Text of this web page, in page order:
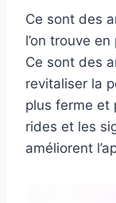
Ce sont des
l’on trouve
Ce sont des
revitaliser la
plus ferme et
rides et les
améliorent